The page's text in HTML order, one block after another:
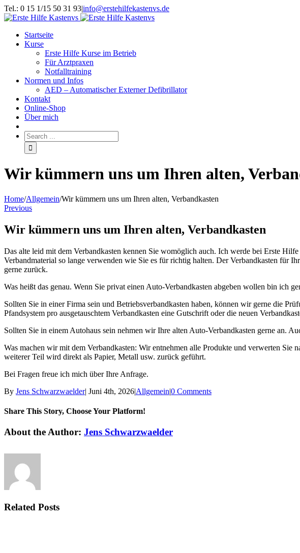
Tel.: 0 15 1/15 50 31 93|info@erstehilfekastenvs.de
Startseite
Kurse
Erste Hilfe Kurse im Betrieb
Für Arztpraxen
Notfalltraining
Normen und Infos
AED – Automatischer Externer Defibrillator
Kontakt
Online-Shop
Über mich
Wir kümmern uns um Ihren alten,
Home/Allgemein/Wir kümmern uns um Ihren alten, Verbandkasten
Previous
Wir kümmern uns um Ihren alten, Verbandkasten
Das alte leid mit dem Verbandkasten kennen Sie womöglich auch. Ich werde bei Erste
Verbandmaterial so lange verwenden wie Sie es für richtig halten. Der Verbandkasten für
gerne zurück.
Was heißt das genau. Wenn Sie privat einen Auto-Verbandkasten abgeben wollen bin ich
Sollten Sie in einer Firma sein und Betriebsverbandkasten haben, können wir gerne die
Pfandsystem pro ausgetauschtem Verbandkasten eine Gutschrift oder die neuen
Sollten Sie in einem Autohaus sein nehmen wir Ihre alten Auto-Verbandkasten gerne an.
Was machen wir mit dem Verbandkasten: Wir entnehmen alle Produkte und verwerten
weiterer Teil wird direkt als Papier, Metall usw. zurück geführt.
Bei Fragen freue ich mich über Ihre Anfrage.
By Jens Schwarzwaelder| Juni 4th, 2026|Allgemein|0 Comments
Share This Story, Choose Your Platform!
Facebook
Twitter
Linkedin
Reddit
Tumblr
Google+
Pinterest
Vk
Email
About the Author: Jens Schwarzwaelder
Related Posts